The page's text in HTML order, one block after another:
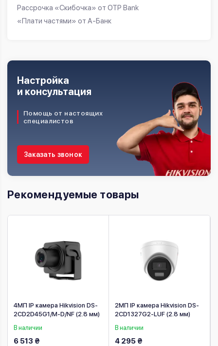
Рассрочка «Скибочка» от OTP Bank
«Плати частями» от А-Банк
Помощь от настоящих
специалистов
Настройка
и консультация
Заказать звонок
Рекомендуемые товары
4МП IP камера Hikvision DS-
2CD2D45G1/M-D/NF (2.8 мм)
В наличии
6 513 ₴
2МП IP камера Hikvision DS-
2CD1327G2-LUF (2.8 мм)
В наличии
4 295 ₴